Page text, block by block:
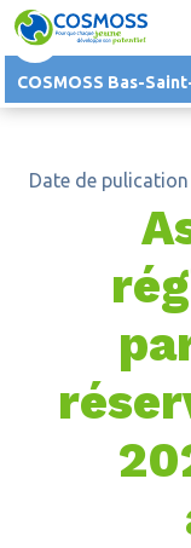
COSMOSS Bas-
Date de